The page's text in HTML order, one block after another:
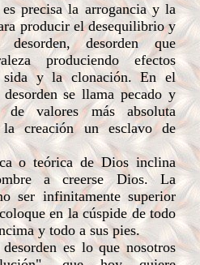
precisa la arrogancia y la
producir el desequilibrio y
desorden, desorden que
produciendo efectos
sida y la clonación. En el
se llama pecado y
valores más absoluta
creación un esclavo de
o teórica de Dios inclina
a creerse Dios. La
ser infinitamente superior
en la cúspide de todo
y todo a sus pies.
es lo que nosotros